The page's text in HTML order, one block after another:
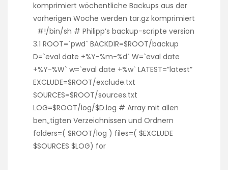
komprimiert wöchentliche Backups aus der
vorherigen Woche werden tar.gz komprimiert
#!/bin/sh # Philipp’s backup-scripte version
3.1 ROOT=`pwd` BACKDIR=$ROOT/backup
D=`eval date +%Y-%m-%d` W=`eval date
+%Y-%W` w=`eval date +%w` LATEST=”latest”
EXCLUDE=$ROOT/exclude.txt
SOURCES=$ROOT/sources.txt
LOG=$ROOT/log/$D.log # Array mit allen
ben‚‚tigten Verzeichnissen und Ordnern
folders=( $ROOT/log ) files=( $EXCLUDE
$SOURCES $LOG) for